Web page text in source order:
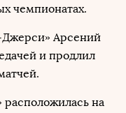
чемпионатах.
Арсений
и продлил
на